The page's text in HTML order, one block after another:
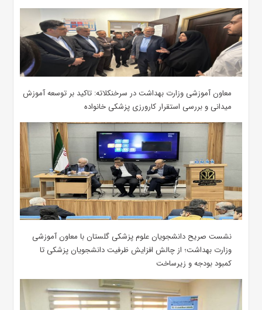
معاون آموزشی وزارت بهداشت در سرخنکلاته: تاکید بر توسعه آموزش
میدانی و بررسی استقرار کارورزی پزشکی ‌خانواده
نشست صریح دانشجویان علوم پزشکی گلستان با معاون آموزشی
وزارت بهداشت؛ از چالش افزایش ظرفیت دانشجویان ‌پزشکی تا
کمبود بودجه و زیرساخت